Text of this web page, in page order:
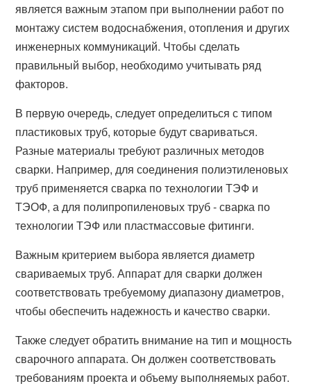
является важным этапом при выполнении работ по
монтажу систем водоснабжения, отопления и других
инженерных коммуникаций. Чтобы сделать
правильный выбор, необходимо учитывать ряд
факторов.
В первую очередь, следует определиться с типом
пластиковых труб, которые будут свариваться.
Разные материалы требуют различных методов
сварки. Например, для соединения полиэтиленовых
труб применяется сварка по технологии ТЭФ и
ТЭОФ, а для полипропиленовых труб - сварка по
технологии ТЭФ или пластмассовые фитинги.
Важным критерием выбора является диаметр
свариваемых труб. Аппарат для сварки должен
соответствовать требуемому диапазону диаметров,
чтобы обеспечить надежность и качество сварки.
Также следует обратить внимание на тип и мощность
сварочного аппарата. Он должен соответствовать
требованиям проекта и объему выполняемых работ.